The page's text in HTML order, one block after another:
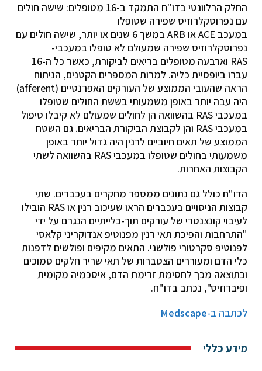
החלק הרלוונטי בדו"ח התמקד ב-16 מטופלים: שישה חולים
עם נפרוסקלרוזיס שפירה שטופלו
במעכב ACE או ARB במשך 6 שנים או יותר, שישה חולים עם
נפרוסקלרוזיס שפירה שמעולם לא טופלו במעכבי-
RAS וארבעה מטופלים בריאים לביקורת, כאשר כל ה-16
עברו ביופסיית כליה. למרות המספרים הקטנים, הניתוח
הראה שהעובי הממוצע של העורקים האפרנטיים (afferent)
היה עבה יותר באופן משמעותי בששת החולים שטופלו
במעכבי RAS בהשוואה הן לחולים שמעולם לא קיבלו טיפול
במעכבי RAS והן לקבוצת הביקורת הבריאים. גם השטח
הממוצע של תאים חיוביים לרנין היה גדול יותר באופן
משמעותי בחולים שטופלו במעכבי RAS בהשוואה לשתי
הקבוצות האחרות.
הדו"ח כולל גם נתונים ממספר מחקרים בעכברים. שתי
קבוצות הניסויים בעכברים הראו שעיכוב רנין או RAS הובילו
לעיבוי קונצנטרי של עורקים תוך-כלייתיים הנגרם על ידי
"התרחבות והפיכת תאי רנין מפנוטיפ אנדוקריני קלאסי
לפנוטיפ סקרטורי פולשני. התאים מקיפים ופולשים לדפנות
כלי הדם ומעוררים הצטברות של תאי שריר חלקים סמוכים
וכתוצאה מכך לחסימת זרימת הדם, איסכמיה מקומית
ופיברוזיס", נכתב בדו"ח.
לכתבה ב-Medscape
מידע כללי